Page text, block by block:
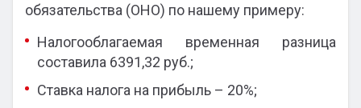
обязательства (ОНО) по нашему примеру:
Налогооблагаемая временная разница
составила 6391,32 руб.;
Ставка налога на прибыль – 20%;